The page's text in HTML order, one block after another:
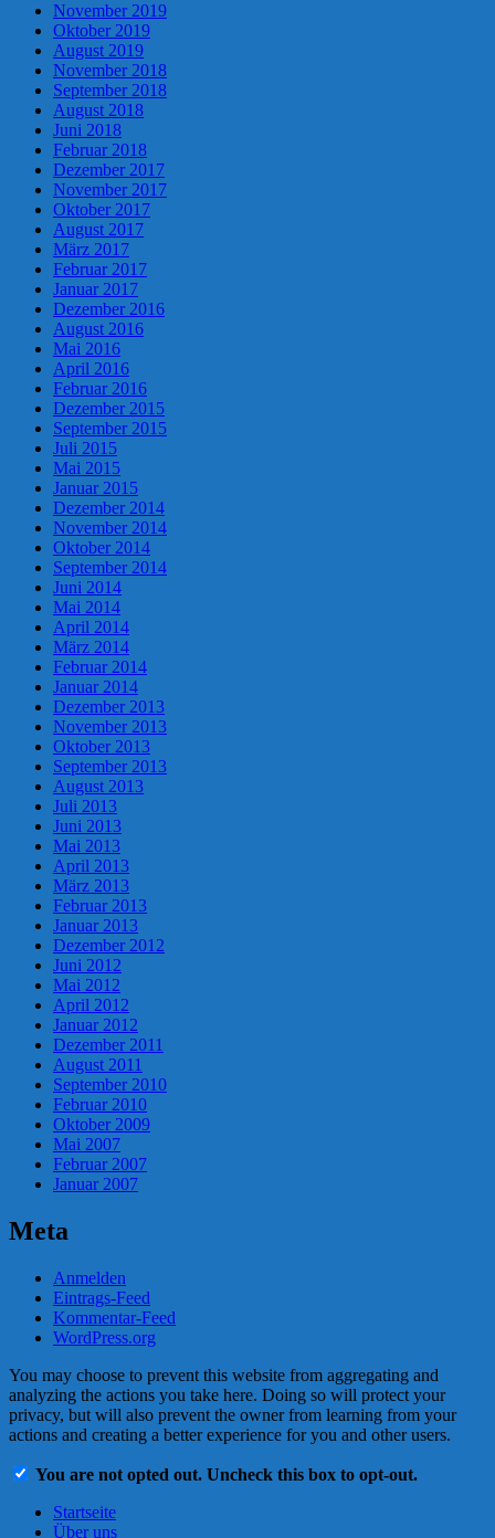
November 2019
Oktober 2019
August 2019
November 2018
September 2018
August 2018
Juni 2018
Februar 2018
Dezember 2017
November 2017
Oktober 2017
August 2017
März 2017
Februar 2017
Januar 2017
Dezember 2016
August 2016
Mai 2016
April 2016
Februar 2016
Dezember 2015
September 2015
Juli 2015
Mai 2015
Januar 2015
Dezember 2014
November 2014
Oktober 2014
September 2014
Juni 2014
Mai 2014
April 2014
März 2014
Februar 2014
Januar 2014
Dezember 2013
November 2013
Oktober 2013
September 2013
August 2013
Juli 2013
Juni 2013
Mai 2013
April 2013
März 2013
Februar 2013
Januar 2013
Dezember 2012
Juni 2012
Mai 2012
April 2012
Januar 2012
Dezember 2011
August 2011
September 2010
Februar 2010
Oktober 2009
Mai 2007
Februar 2007
Januar 2007
Meta
Anmelden
Eintrags-Feed
Kommentar-Feed
WordPress.org
You may choose to prevent this website from aggregating and
analyzing the actions you take here. Doing so will protect your
privacy, but will also prevent the owner from learning from your
actions and creating a better experience for you and other users.
You are not opted out. Uncheck this box to opt-out.
Startseite
Über uns